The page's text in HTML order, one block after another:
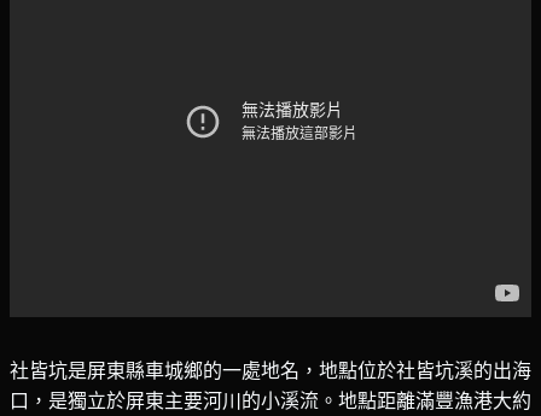
社皆坑是屏東縣車城鄉的一處地名，地點位於社皆坑溪的出海
口，是獨立於屏東主要河川的小溪流。地點距離滿豐漁港大約